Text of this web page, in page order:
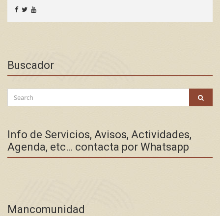
Buscador
Search
for:
Info de Servicios, Avisos, Actividades,
Agenda, etc… contacta por Whatsapp
Mancomunidad